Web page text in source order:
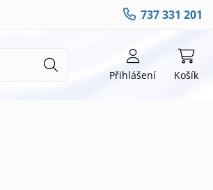
737 331 201
Přihlášení Košík